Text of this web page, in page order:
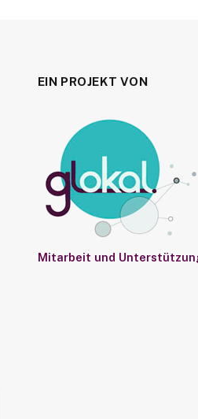
EIN PROJEKT VON
Mitarbeit und